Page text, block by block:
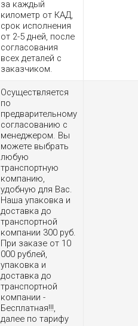
за каждый
километр от КАД,
срок исполнения
от 2-5 дней, после
согласования
всех деталей с
заказчиком.
Осуществляется
по
предварительному
согласованию с
менеджером. Вы
можете выбрать
любую
транспортную
компанию,
удобную для Вас.
Наша упаковка и
доставка до
транспортной
компании 300 руб.
При заказе от 10
000 рублей,
упаковка и
доставка до
транспортной
компании -
Бесплатная!!!,
далее по тарифу